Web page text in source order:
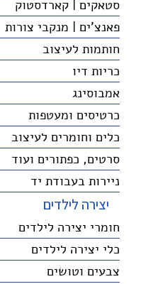
סטאקים | קארדסטוק
פאנצ'ים | מנקבי צורות
חותמות לעיצוב
כריות דיו
אמבוסינג
כרטיסים ומעטפות
כלים וחומרים לעיצוב
סרטים, כפתורים ועוד
ניירות בעבודת יד
יצירה לילדים
חומרי יצירה לילדים
כלי יצירה לילדים
צבעים וטושים